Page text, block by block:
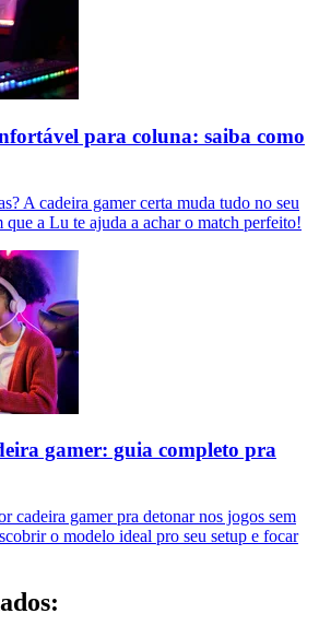
para coluna: saiba como
A cadeira gamer certa muda tudo no seu
a Lu te ajuda a achar o match perfeito!
gamer: guia completo pra
cadeira gamer pra detonar nos jogos sem
o modelo ideal pro seu setup e focar